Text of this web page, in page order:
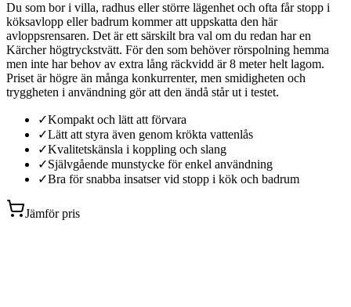
Du som bor i villa, radhus eller större lägenhet och ofta får stopp i
köksavlopp eller badrum kommer att uppskatta den här
avloppsrensaren. Det är ett särskilt bra val om du redan har en
Kärcher högtryckstvätt. För den som behöver rörspolning hemma
men inte har behov av extra lång räckvidd är 8 meter helt lagom.
Priset är högre än många konkurrenter, men smidigheten och
tryggheten i användning gör att den ändå står ut i testet.
✓Kompakt och lätt att förvara
✓Lätt att styra även genom krökta vattenlås
✓Kvalitetskänsla i koppling och slang
✓Självgående munstycke för enkel användning
✓Bra för snabba insatser vid stopp i kök och badrum
Jämför pris